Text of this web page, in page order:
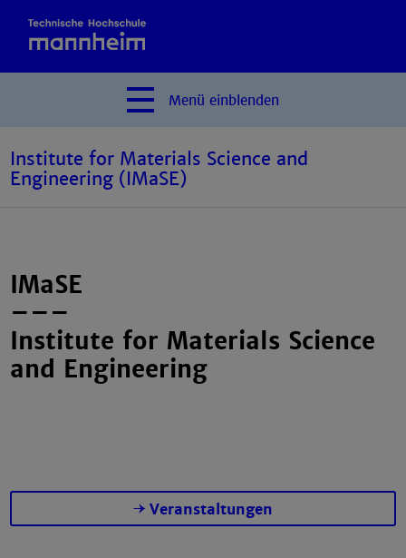
Menü einblenden
Institute for Materials Science and
Engineering (IMaSE)
Sehen, Prüfen, Verstehen
IMaSE
–––
Institute for Materials Science
and Engineering
Veranstaltungen